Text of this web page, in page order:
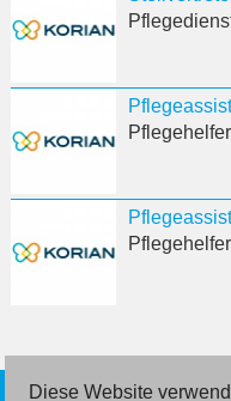
Pflegehelfer
Pflegehelfer
Diese Website